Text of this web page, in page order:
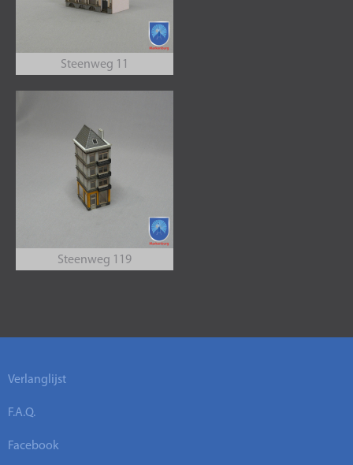
Steenweg 11
Steenweg 119
Verlanglijst
F.A.Q.
Facebook